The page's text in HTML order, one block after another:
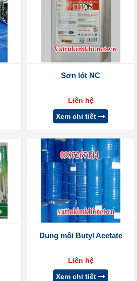
Sơn lót NC
Liên hệ
Xem chi tiết
Dung môi Butyl Acetate
Liên hệ
Xem chi tiết